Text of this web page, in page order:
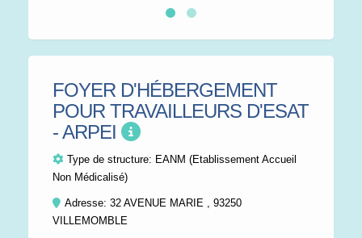
FOYER D'HÉBERGEMENT
POUR TRAVAILLEURS D'ESAT
- ARPEI
Type de structure: EANM (Etablissement Accueil
Non Médicalisé)
Adresse: 32 AVENUE MARIE , 93250
VILLEMOMBLE